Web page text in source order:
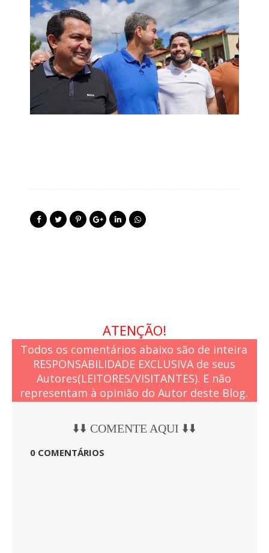
ATENÇÃO!
Todos os comentários abaixo são de inteira
RESPONSABILIDADE EXCLUSIVA de seus
Autores(LEITORES/VISITANTES). E não
representam à opinião do Autor deste Blog.
⬇️⬇️ COMENTE AQUI ⬇️⬇️
0 COMENTÁRIOS